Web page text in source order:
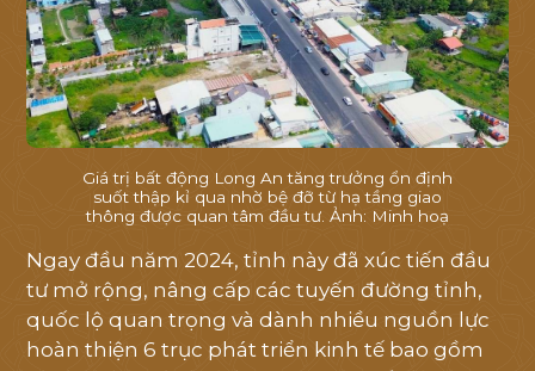
Giá trị bất động Long An tăng trưởng ổn định
suốt thập kỉ qua nhờ bệ đỡ từ hạ tầng giao
thông được quan tâm đầu tư. Ảnh: Minh hoạ
Ngay đầu năm 2024, tỉnh này đã xúc tiến đầu
tư mở rộng, nâng cấp các tuyến đường tỉnh,
quốc lộ quan trọng và dành nhiều nguồn lực
hoàn thiện 6 trục phát triển kinh tế bao gồm